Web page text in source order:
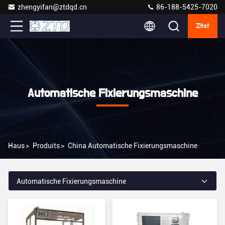
zhengyifan@ztdqd.cn 86-188-5425-7020
Zitat
Automatische Fixierungsmaschine
Haus> Produits> China Automatische Fixierungsmaschine
Automatische Fixierungsmaschine